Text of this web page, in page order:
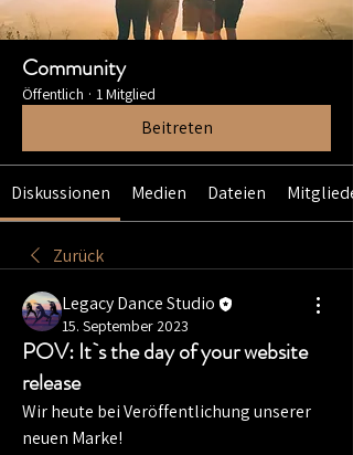
Community
Öffentlich · 1 Mitglied
Beitreten
Diskussionen Medien Dateien Mitglieder
Zurück
Legacy Dance Studio
15. September 2023
POV: It`s the day of your website
release
Wir heute bei Veröffentlichung unserer
neuen Marke!